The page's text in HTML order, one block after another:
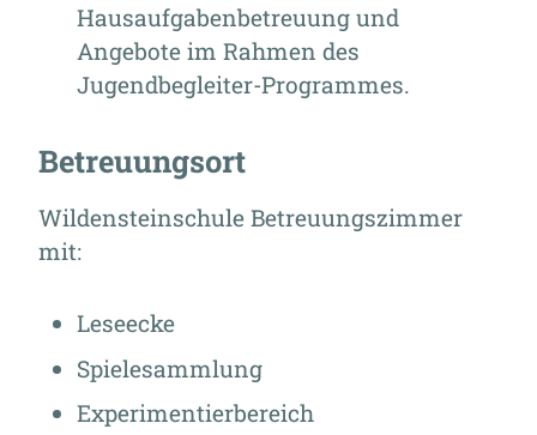
Hausaufgabenbetreuung und
Angebote im Rahmen des
Jugendbegleiter-Programmes.
Betreuungsort
Wildensteinschule Betreuungszimmer
mit:
Leseecke
Spielesammlung
Experimentierbereich